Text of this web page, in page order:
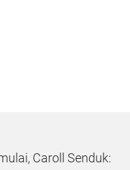
Caroll Senduk: